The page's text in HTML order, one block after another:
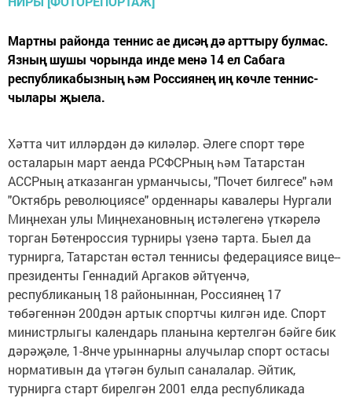
Мартны районда теннис ае дисәң дә арттыру булмас.
Язның шушы чорында инде менә 14 ел Сабага
республикабызның һәм Россиянең иң көчле теннис­
чылары җыела.
Хәтта чит илләрдән дә ки­ләләр. Әлеге спорт төре
осталарын март аенда РСФСРның һәм Татарстан
АССРның атказанган урманчысы, "Почет билгесе" һәм
"Октябрь революциясе" орденнары кавалеры Нургали
Миңнехан улы Миңнехановның истәлегенә үткәрелә
торган Бөтенроссия тур­ниры үзенә тарта. Быел да
турнирга, Татарстан өстәл теннисы федерациясе вице-­
президенты Геннадий Аргаков әйтүенчә,
республиканың 18 районыннан, Россиянең 17
төбәгеннән 200дән артык спортчы килгән иде. Спорт
министрлыгы календарь планына кертелгән бәйге бик
дәрәҗәле, 1-8нче урын­нарны алучылар спорт­ остасы
нормативын да үтәгән булып саналалар. Әйтик,
турнирга старт бирелгән 2001 елда республикада